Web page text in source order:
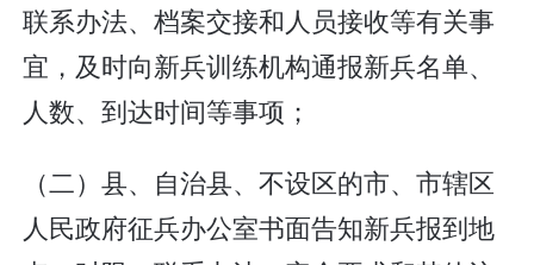
联系办法、档案交接和人员接收等有关事
宜，及时向新兵训练机构通报新兵名单、
人数、到达时间等事项；
（二）县、自治县、不设区的市、市辖区
人民政府征兵办公室书面告知新兵报到地